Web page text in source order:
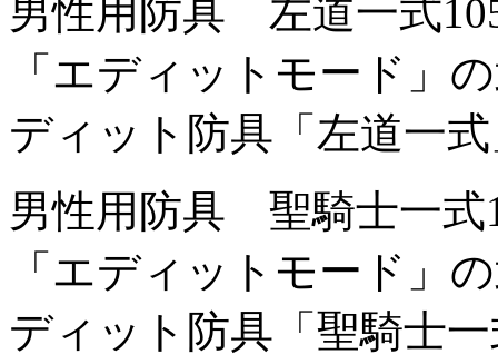
男性用防具 左道一式
「エディットモード」
ディット防具「左道一
男性用防具 聖騎士一式
「エディットモード」
ディット防具「聖騎士